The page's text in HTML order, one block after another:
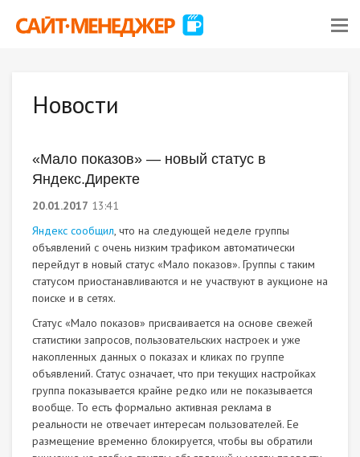
Новости
«Мало показов»​​​​​​​ — новый статус в
Яндекс.Директе
20.01.2017 13:41
Яндекс сообщил, что на следующей неделе группы
объявлений с очень низким трафиком автоматически
перейдут в новый статус «Мало показов». Группы с таким
статусом приостанавливаются и не участвуют в аукционе на
поиске и в сетях.
Статус «Мало показов» присваивается на основе свежей
статистики запросов, пользовательских настроек и уже
накопленных данных о показах и кликах по группе
объявлений. Статус означает, что при текущих настройках
группа показывается крайне редко или не показывается
вообще. То есть формально активная реклама в
реальности не отвечает интересам пользователей. Ее
размещение временно блокируется, чтобы вы обратили